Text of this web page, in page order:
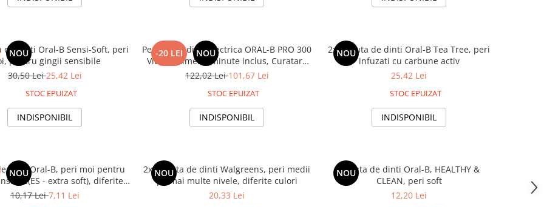
NOU
de dinti Oral-B Sensi-Soft, peri
pentru gingii sensibile
30,50 Lei25,42 Lei
STOC EPUIZAT
INDISPONIBIL
-20 LEI NOU
Periuta de dinti electrica ORAL-B PRO 300
Vitality, timer 2 minute inclus, Curatare
2D, 1 program, 1 capat, alb
122,02 Lei101,67 Lei
STOC EPUIZAT
INDISPONIBIL
NOU
2x Periuta de dinti Oral-B Tea Tree, peri
infuzati cu carbune activ
25,42 Lei
STOC EPUIZAT
INDISPONIBIL
NOU
dinti Oral-B, peri moi pentru
- extra soft), diferite
culori
10,17 Lei7,11 Lei
NOU
2x Periuta de dinti Walgreens, peri medii
pe mai multe nivele, diferite culori
20,33 Lei
NOU
Periuta de dinti Oral-B, HEALTHY &
CLEAN, peri soft
12,20 Lei